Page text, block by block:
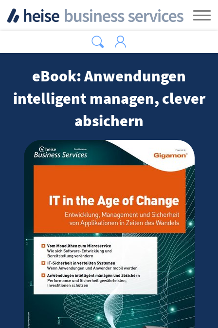
eBook: Anwendungen
intelligent managen, clever
absichern